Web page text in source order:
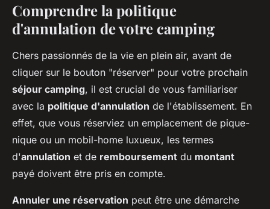
Comprendre la politique
d'annulation de votre camping
Chers passionnés de la vie en plein air, avant de
cliquer sur le bouton "réserver" pour votre prochain
séjour camping, il est crucial de vous familiariser
avec la politique d'annulation de l'établissement. En
effet, que vous réserviez un emplacement de pique-
nique ou un mobil-home luxueux, les termes
d'annulation et de remboursement du montant
payé doivent être pris en compte.
Annuler une réservation peut être une démarche